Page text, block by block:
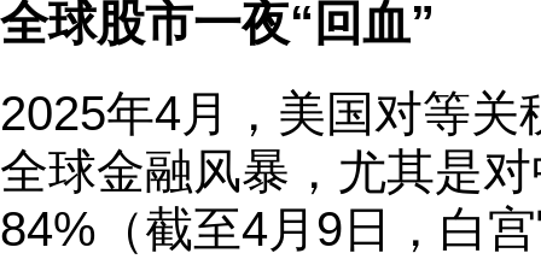
全球股市一夜“回血”
2025年4月，美国对等
全球金融风暴，尤其是
84%（截至4月9日，白